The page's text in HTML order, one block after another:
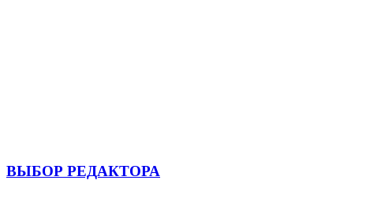
ВЫБОР РЕДАКТОРА